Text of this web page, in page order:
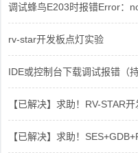
调试蜂鸟E203时报错Error：
rv-star开发板点灯实验
IDE或控制台下载调试报错（持
【已解决】求助！RV-STAR
【已解决】求助！